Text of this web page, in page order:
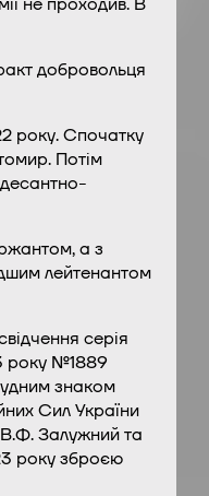
добровольця
року. Спочатку
Потім
а з
лейтенантом
серія
року №1889
знаком
Сил України
Залужний та
року зброєю